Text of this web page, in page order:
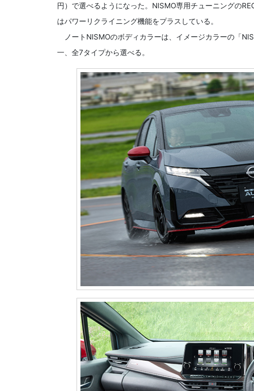
円）で選べるようになった。NISMO専用チューニングの
はパワーリクライニング機能をプラスしている。
ノートNISMOのボディカラーは、イメージカラーの「
一、全7タイプから選べる。